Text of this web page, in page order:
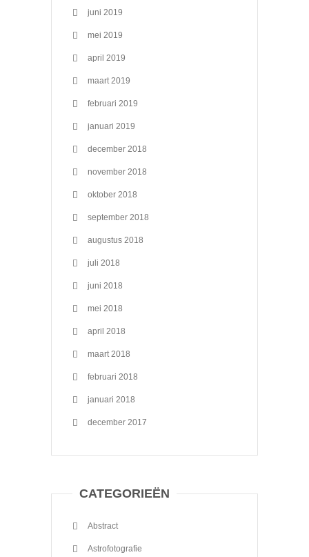
juni 2019
mei 2019
april 2019
maart 2019
februari 2019
januari 2019
december 2018
november 2018
oktober 2018
september 2018
augustus 2018
juli 2018
juni 2018
mei 2018
april 2018
maart 2018
februari 2018
januari 2018
december 2017
CATEGORIEËN
Abstract
Astrofotografie